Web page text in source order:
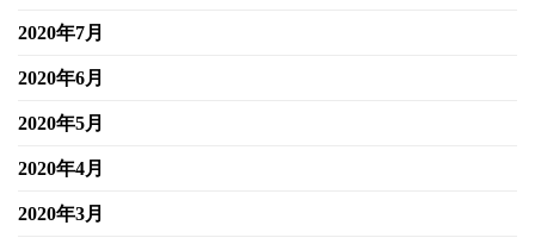
2020年7月
2020年6月
2020年5月
2020年4月
2020年3月